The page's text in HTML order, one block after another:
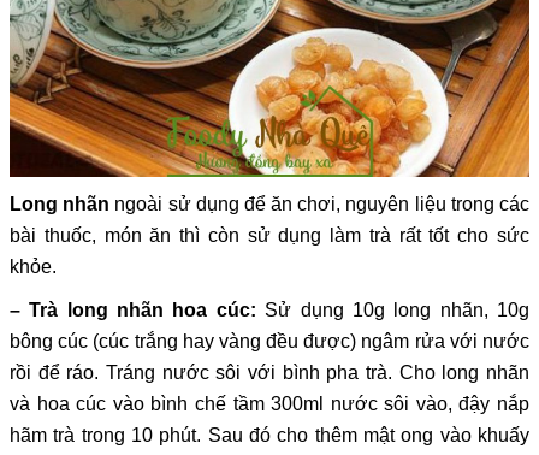
Long nhãn ngoài sử dụng để ăn chơi, nguyên liệu trong các
bài thuốc, món ăn thì còn sử dụng làm trà rất tốt cho sức
khỏe.
– Trà long nhãn hoa cúc: Sử dụng 10g long nhãn, 10g
bông cúc (cúc trắng hay vàng đều được) ngâm rửa với nước
rồi để ráo. Tráng nước sôi với bình pha trà. Cho long nhãn
và hoa cúc vào bình chế tầm 300ml nước sôi vào, đậy nắp
hãm trà trong 10 phút. Sau đó cho thêm mật ong vào khuấy